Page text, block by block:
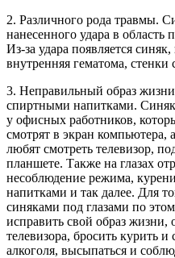
2. Различного рода травмы.
нанесенного удара в область
Из-за удара появляется
внутренняя гематома, стенки
3. Неправильный образ
спиртными напитками.
у офисных работников,
смотрят в экран компьютера,
любят смотреть телевизор,
планшете. Также на глазах
несоблюдение режима,
напитками и так далее. Для
синяками под глазами по
исправить свой образ жизни,
телевизора, бросить курить и
алкоголя, высыпаться и